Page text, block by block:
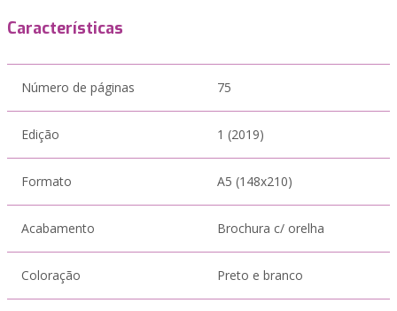
Características
Número de páginas 75
Edição 1 (2019)
Formato A5 (148x210)
Acabamento Brochura c/ orelha
Coloração Preto e branco